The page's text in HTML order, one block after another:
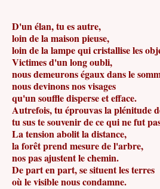
D'un élan, tu es autre,
loin de la maison pieuse,
loin de la lampe qui cristallise les
Victimes d'un long oubli,
nous demeurons égaux dans le
nous devinons nos visages
qu'un souffle disperse et efface.
Autrefois, tu éprouvas la plénitude
tu sus te souvenir de ce qui ne fut
La tension abolit la distance,
la forêt prend mesure de l'arbre,
nos pas ajustent le chemin.
De part en part, se situent les terres
où le visible nous condamne.